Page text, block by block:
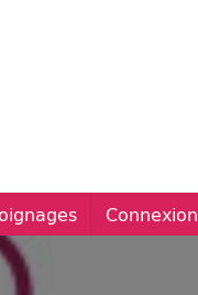
Connexion